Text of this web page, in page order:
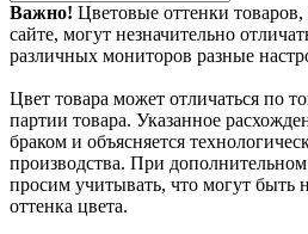
Важно! Цветовые оттенки
сайте, могут незначительно
различных мониторов разные
Цвет товара может отличаться по
партии товара. Указанное
браком и объясняется
производства. При
просим учитывать, что могут быть
оттенка цвета.